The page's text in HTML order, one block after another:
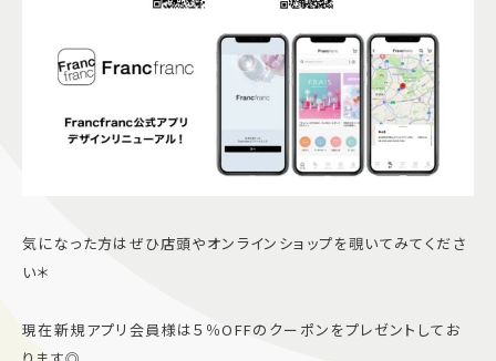
気になった方はぜひ店頭やオンラインショップを覗いてみてくださ
い＊
現在新規アプリ会員様は５％OFFのクーポンをプレゼントしてお